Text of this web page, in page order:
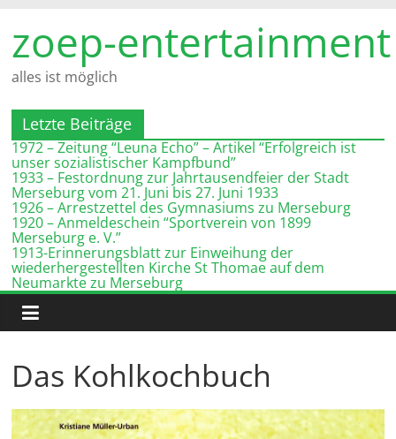
Inhalt
springen
zoep-entertainment
alles ist möglich
Letzte Beiträge
1972 – Zeitung “Leuna Echo” – Artikel “Erfolgreich ist
unser sozialistischer Kampfbund”
1933 – Festordnung zur Jahrtausendfeier der Stadt
Merseburg vom 21. Juni bis 27. Juni 1933
1926 – Arrestzettel des Gymnasiums zu Merseburg
1920 – Anmeldeschein “Sportverein von 1899
Merseburg e. V.”
1913-Erinnerungsblatt zur Einweihung der
wiederhergestellten Kirche St Thomae auf dem
Neumarkte zu Merseburg
Das Kohlkochbuch